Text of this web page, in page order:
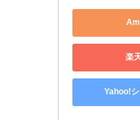
楽
Yahoo!